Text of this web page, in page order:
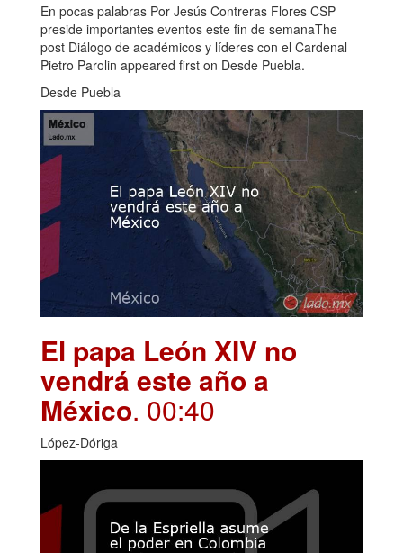
En pocas palabras Por Jesús Contreras Flores CSP
preside importantes eventos este fin de semanaThe
post Diálogo de académicos y líderes con el Cardenal
Pietro Parolin appeared first on Desde Puebla.
Desde Puebla
El papa León XIV no
vendrá este año a
México. 00:40
López-Dóriga